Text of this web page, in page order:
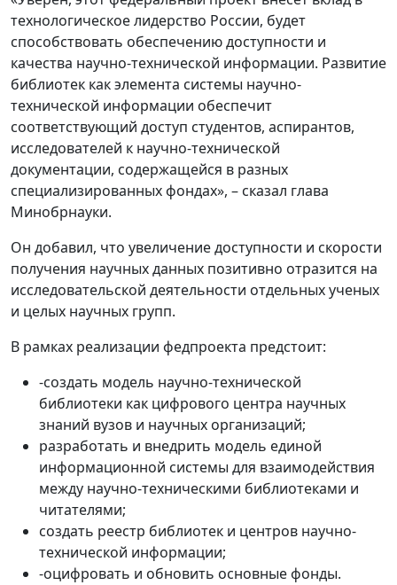
технологическое лидерство России, будет
способствовать обеспечению доступности и
качества научно-технической информации. Развитие
библиотек как элемента системы научно-
технической информации обеспечит
соответствующий доступ студентов, аспирантов,
исследователей к научно-технической
документации, содержащейся в разных
специализированных фондах», – сказал глава
Минобрнауки.
Он добавил, что увеличение доступности и скорости
получения научных данных позитивно отразится на
исследовательской деятельности отдельных ученых
и целых научных групп.
В рамках реализации федпроекта предстоит:
-создать модель научно-технической
библиотеки как цифрового центра научных
знаний вузов и научных организаций;
разработать и внедрить модель единой
информационной системы для взаимодействия
между научно-техническими библиотеками и
читателями;
создать реестр библиотек и центров научно-
технической информации;
-оцифровать и обновить основные фонды.